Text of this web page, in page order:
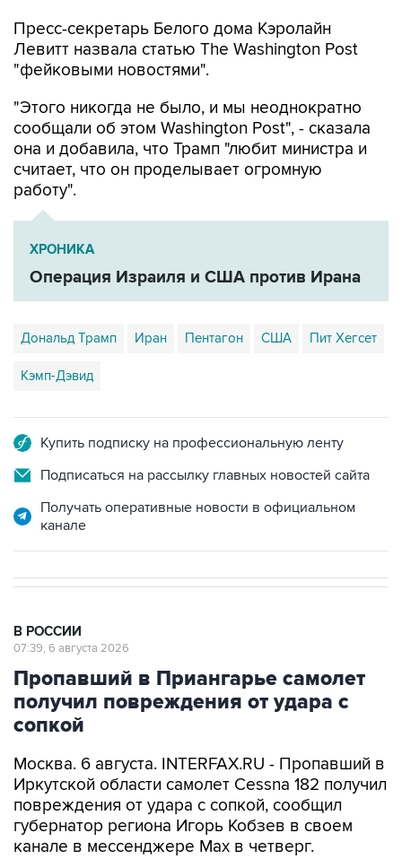
Пресс-секретарь Белого дома Кэролайн
Левитт назвала статью The Washington Post
"фейковыми новостями".
"Этого никогда не было, и мы неоднократно
сообщали об этом Washington Post", - сказала
она и добавила, что Трамп "любит министра и
считает, что он проделывает огромную
работу".
ХРОНИКА
Операция Израиля и США против Ирана
Дональд Трамп Иран Пентагон США Пит Хегсет
Кэмп-Дэвид
Купить подписку на профессиональную ленту
Подписаться на рассылку главных новостей сайта
Получать оперативные новости в официальном
канале
В РОССИИ
07:39, 6 августа 2026
Пропавший в Приангарье самолет
получил повреждения от удара с
сопкой
Москва. 6 августа. INTERFAX.RU - Пропавший в
Иркутской области самолет Cessna 182 получил
повреждения от удара с сопкой, сообщил
губернатор региона Игорь Кобзев в своем
канале в мессенджере Мах в четверг.